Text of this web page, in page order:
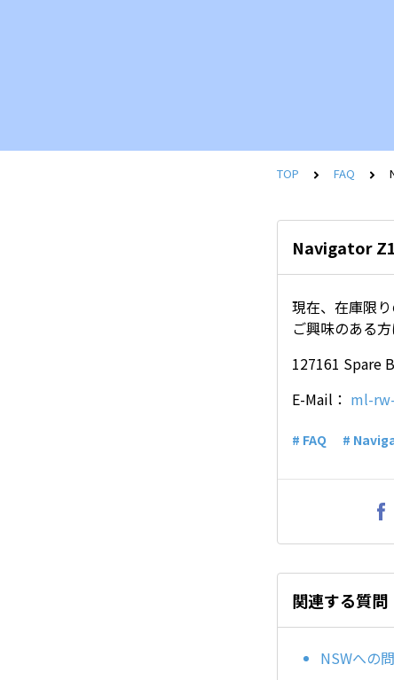
TOP FAQ
Navigator Z1
現在、在庫限り
ご興味のある
127161 Spare
E-Mail： ml-
# FAQ #
関連する質問
NSWへの